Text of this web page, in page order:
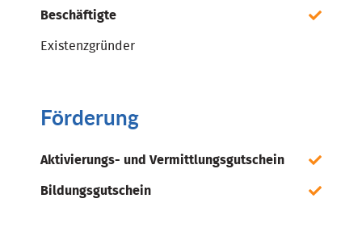
Beschäftigte
Existenzgründer
Förderung
Aktivierungs- und Vermittlungsgutschein
Bildungsgutschein